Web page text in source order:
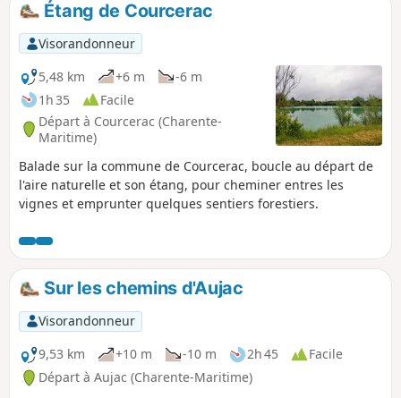
Étang de Courcerac
Visorandonneur
5,48 km
+6 m
-6 m
1h 35
Facile
Départ à Courcerac (Charente-
Maritime)
Balade sur la commune de Courcerac, boucle au départ de
l'aire naturelle et son étang, pour cheminer entres les
vignes et emprunter quelques sentiers forestiers.
Sur les chemins d'Aujac
Visorandonneur
9,53 km
+10 m -10 m 2h 45
Facile
Départ à Aujac (Charente-Maritime)